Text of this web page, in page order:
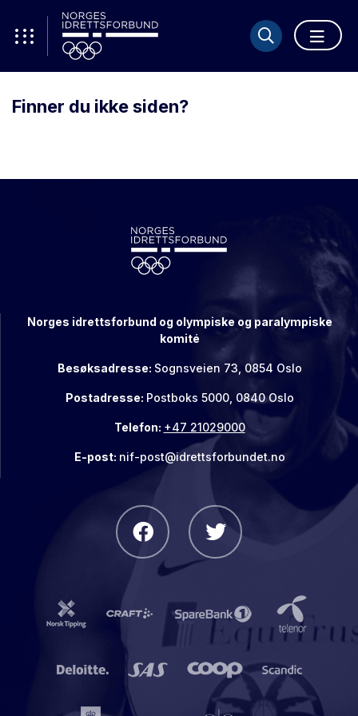
Finner du ikke siden?
Norges idrettsforbund og olympiske og paralympiske
komité
Besøksadresse: Sognsveien 73, 0854 Oslo
Postadresse: Postboks 5000, 0840 Oslo
Telefon: +47 21029000
E-post: nif-post@idrettsforbundet.no